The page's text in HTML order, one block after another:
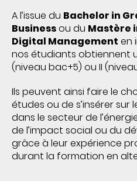
A l’issue du Bachelor in
Businessou du Mastère
Digital Management en
nos étudiants obtiennent
(niveau bac+5) ou II
Ils peuvent ainsi faire le
études ou de s’insérer
dans le secteur de l’énergie,
de l’impact social ou du
grâce à leur expérience
durant la formation en